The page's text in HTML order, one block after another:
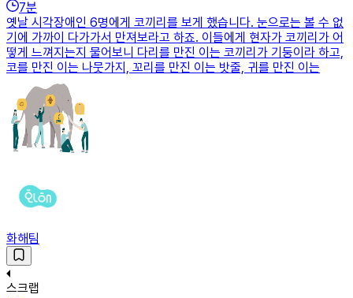
7분
옛날 시각장애인 6명에게 코끼리를 보게 했습니다. 눈으로는 볼 수 없
기에 가까이 다가가서 만져보라고 하죠. 이들에게 현자가 코끼리가 어
떻게 느껴지는지 물어보니 다리를 만진 이는 코끼리가 기둥이라 하고,
코를 만진 이는 나뭇가지, 꼬리를 만진 이는 밧줄, 귀를 만진 이는
화해팀
스크랩